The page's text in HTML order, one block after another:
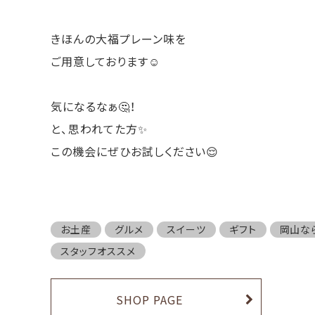
きほんの大福プレーン味を
ご用意しております☺️
気になるなぁ🤔！
と、思われてた方✨
この機会にぜひお試しください😌
お土産 グルメ スイーツ ギフト
岡山な
スタッフオススメ
SHOP PAGE